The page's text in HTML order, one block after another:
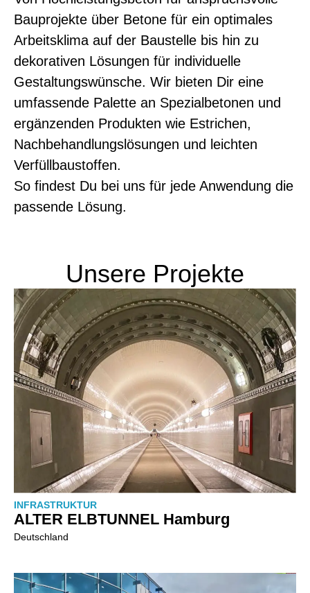
Bauprojekte über Betone für ein optimales
Arbeitsklima auf der Baustelle bis hin zu
dekorativen Lösungen für individuelle
Gestaltungswünsche. Wir bieten Dir eine
umfassende Palette an Spezialbetonen und
ergänzenden Produkten wie Estrichen,
Nachbehandlungslösungen und leichten
Verfüllbaustoffen.
So findest Du bei uns für jede Anwendung die
passende Lösung.
Unsere Projekte
INFRASTRUKTUR
ALTER ELBTUNNEL Hamburg
Deutschland